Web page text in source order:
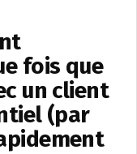
fois que
un client
(par